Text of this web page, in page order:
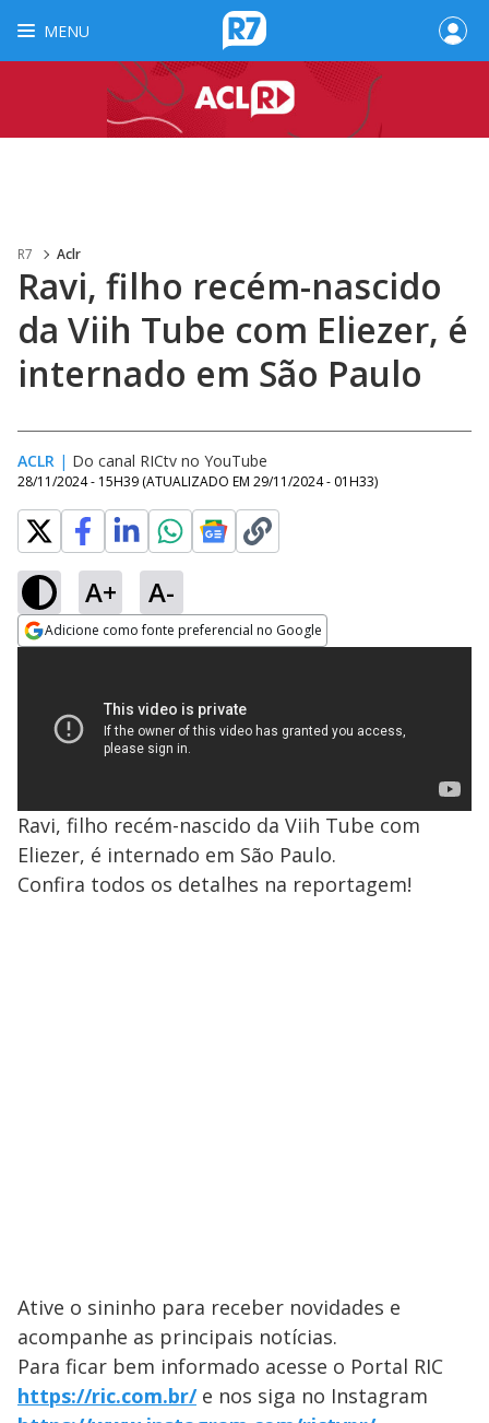
MENU
R7 Aclr
Ravi, filho recém-nascido
da Viih Tube com Eliezer, é
internado em São Paulo
ACLR | Do canal RICtv no YouTube
28/11/2024 - 15H39 (ATUALIZADO EM 29/11/2024 - 01H33)
A+ A-
Adicione como fonte preferencial no Google
Ravi, filho recém-nascido da Viih Tube com
Eliezer, é internado em São Paulo.
Confira todos os detalhes na reportagem!
Ative o sininho para receber novidades e
acompanhe as principais notícias.
Para ficar bem informado acesse o Portal ​RIC
https://ric.com.br/e nos siga no Instagram